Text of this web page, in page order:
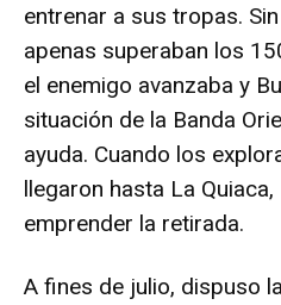
entrenar a sus tropas.
apenas superaban los
el enemigo avanzaba y
situación de la Banda
ayuda. Cuando los
llegaron hasta La
emprender la retirada.
A fines de julio, dispuso